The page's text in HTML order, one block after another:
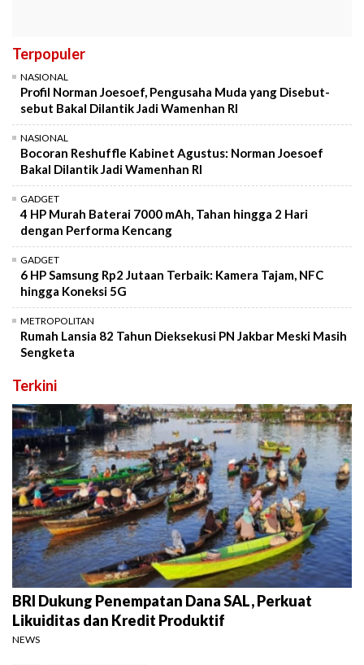
Terpopuler
NASIONAL
Profil Norman Joesoef, Pengusaha Muda yang Disebut-
sebut Bakal Dilantik Jadi Wamenhan RI
NASIONAL
Bocoran Reshuffle Kabinet Agustus: Norman Joesoef
Bakal Dilantik Jadi Wamenhan RI
GADGET
4 HP Murah Baterai 7000 mAh, Tahan hingga 2 Hari
dengan Performa Kencang
GADGET
6 HP Samsung Rp2 Jutaan Terbaik: Kamera Tajam, NFC
hingga Koneksi 5G
METROPOLITAN
Rumah Lansia 82 Tahun Dieksekusi PN Jakbar Meski Masih
Sengketa
Terkini
BRI Dukung Penempatan Dana SAL, Perkuat
Likuiditas dan Kredit Produktif
NEWS